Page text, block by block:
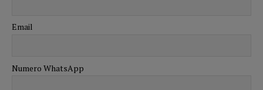
Email
Numero WhatsApp